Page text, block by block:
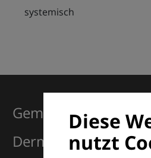
systemisch
Diese
nutzt
Gemeinsam für
Dermatologie